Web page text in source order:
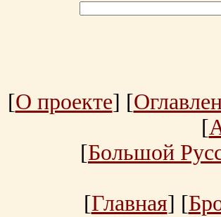
[О проекте] [
[
[Большой
[Главная] [